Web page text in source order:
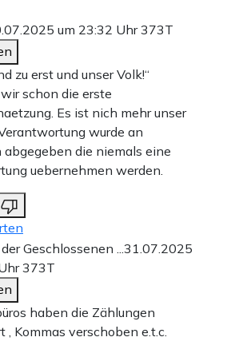
um 23:32 Uhr373T
zu erst und unser Volk!“
schon die erste
Es ist nich mehr unser
wurde an
abgegeben die niemals eine
uebernehmen werden.
Geschlossenen ...31.07.2025
373T
haben die Zählungen
, Kommas verschoben e.t.c.